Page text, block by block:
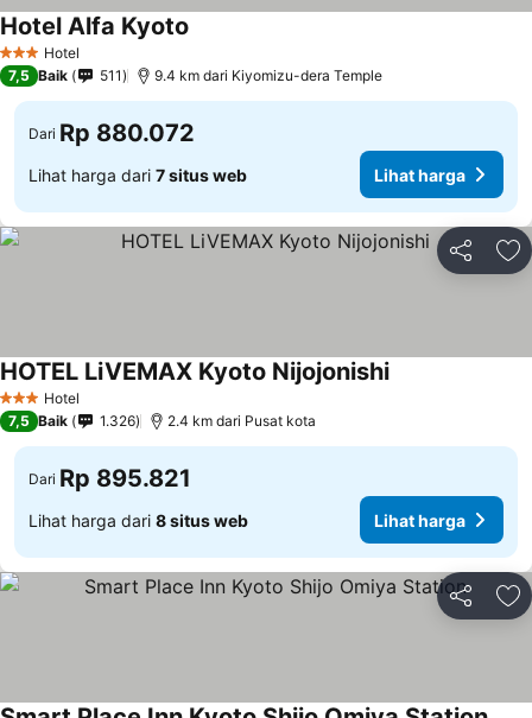
3 BintangHotel
Hotel Alfa Kyoto
7,5 Baik 511 9.4 km dari Kiyomizu-dera Temple
Dari Rp 880.072
Lihat harga dari 7 situs web Lihat harga
Bagikan
3 BintangHotel
HOTEL LiVEMAX Kyoto Nijojonishi
7,5 Baik 1.326 2.4 km dari Pusat kota
Dari Rp 895.821
Lihat harga dari 8 situs web Lihat harga
Bagikan